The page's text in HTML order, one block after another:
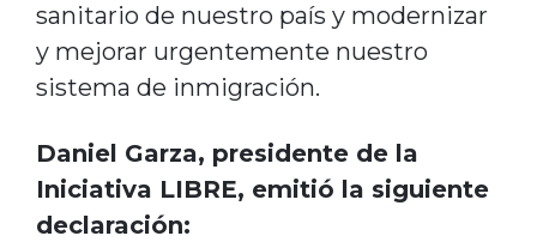
sanitario de nuestro país y modernizar
y mejorar urgentemente nuestro
sistema de inmigración.
Daniel Garza, presidente de la
Iniciativa LIBRE, emitió la siguiente
declaración: